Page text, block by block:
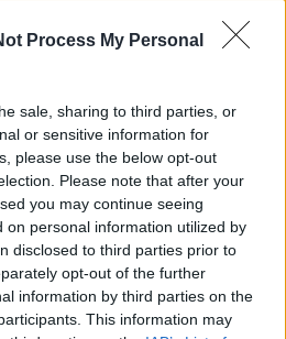
Process My Personal
sale, sharing to third parties, or
or sensitive information for
please use the below opt-out
Please note that after your
you may continue seeing
on personal information utilized by
disclosed to third parties prior to
opt-out of the further
information by third parties on the
This information may
ο ιατρικός φάκελος του